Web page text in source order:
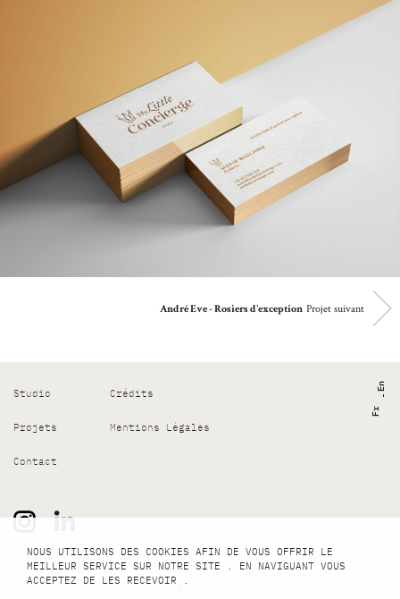
André Eve - Rosiers d'exception Projet suivant
NOUS UTILISONS DES COOKIES AFIN DE VOUS OFFRIR LE
MEILLEUR SERVICE SUR NOTRE SITE . EN NAVIGUANT VOUS
ACCEPTEZ DE LES RECEVOIR .
Studio
Projets
Contact
Crédits
Mentions Légales
Fr
En